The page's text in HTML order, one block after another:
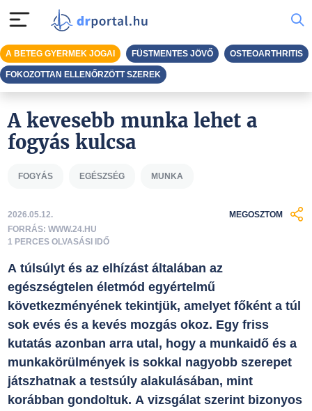
A kevesebb munka lehet a
fogyás kulcsa
FOGYÁS EGÉSZSÉG MUNKA
2026.05.12.
FORRÁS: WWW.24.HU
1 PERCES OLVASÁSI IDŐ
MEGOSZTOM
A túlsúlyt és az elhízást általában az
egészségtelen életmód egyértelmű
következményének tekintjük, amelyet főként a túl
sok evés és a kevés mozgás okoz. Egy friss
kutatás azonban arra utal, hogy a munkaidő és a
munkakörülmények is sokkal nagyobb szerepet
játszhatnak a testsúly alakulásában, mint
korábban gondoltuk. A vizsgálat szerint bizonyos
A BETEG GYERMEK JOGAI FÜSTMENTES JÖVŐ OSTEOARTHRITIS
FOKOZOTTAN ELLENŐRZÖTT SZEREK